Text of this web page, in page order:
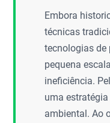
Embora
técnicas
tecnologias de
pequena
ineficiência.
uma
ambiental. Ao